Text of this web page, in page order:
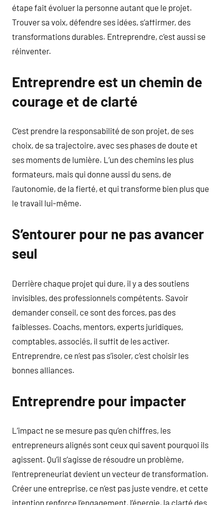
étape fait évoluer la personne autant que le projet.
Trouver sa voix, défendre ses idées, s’affirmer, des
transformations durables. Entreprendre, c’est aussi se
réinventer.
Entreprendre est un chemin de
courage et de clarté
C’est prendre la responsabilité de son projet, de ses
choix, de sa trajectoire, avec ses phases de doute et
ses moments de lumière. L’un des chemins les plus
formateurs, mais qui donne aussi du sens, de
l’autonomie, de la fierté, et qui transforme bien plus que
le travail lui-même.
S’entourer pour ne pas avancer
seul
Derrière chaque projet qui dure, il y a des soutiens
invisibles, des professionnels compétents. Savoir
demander conseil, ce sont des forces, pas des
faiblesses. Coachs, mentors, experts juridiques,
comptables, associés, il suffit de les activer.
Entreprendre, ce n’est pas s’isoler, c’est choisir les
bonnes alliances.
Entreprendre pour impacter
L’impact ne se mesure pas qu’en chiffres, les
entrepreneurs alignés sont ceux qui savent pourquoi ils
agissent. Qu’il s’agisse de résoudre un problème,
l’entrepreneuriat devient un vecteur de transformation.
Créer une entreprise, ce n’est pas juste vendre, et cette
intention renforce l’engagement, l’énergie, la clarté des